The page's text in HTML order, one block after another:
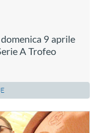
9 aprile
A Trofeo